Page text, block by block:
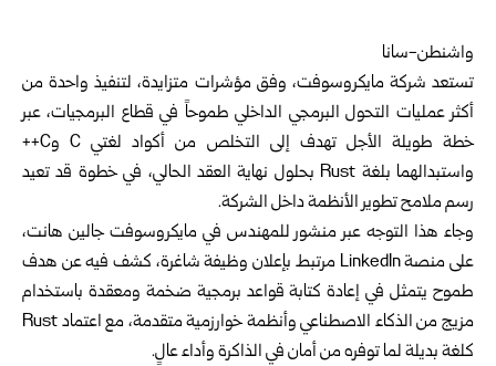
واشنطن-سانا
تستعد شركة مايكروسوفت، وفق مؤشرات متزايدة، لتنفيذ واحدة من
أكثر عمليات التحول البرمجي الداخلي طموحاً في قطاع البرمجيات، عبر
خطة طويلة الأجل تهدف إلى التخلص من أكواد لغتي C وC++
واستبدالهما بلغة Rust بحلول نهاية العقد الحالي، في خطوة قد تعيد
رسم ملامح تطوير الأنظمة داخل الشركة.
وجاء هذا التوجه عبر منشور للمهندس في مايكروسوفت جالين هانت،
على منصة LinkedIn مرتبط بإعلان وظيفة شاغرة، كشف فيه عن هدف
طموح يتمثل في إعادة كتابة قواعد برمجية ضخمة ومعقدة باستخدام
مزيج من الذكاء الاصطناعي وأنظمة خوارزمية متقدمة، مع اعتماد Rust
كلغة بديلة لما توفره من أمان في الذاكرة وأداء عالٍ.